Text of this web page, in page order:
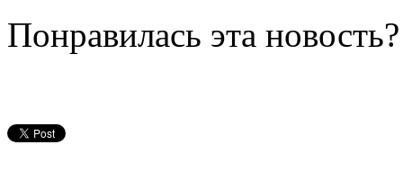
Понравилась эта